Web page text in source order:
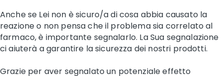
Anche se Lei non è sicuro/a di cosa abbia causato la
reazione o non pensa che il problema sia correlato al
farmaco, è importante segnalarlo. La Sua segnalazione
ci aiuterà a garantire la sicurezza dei nostri prodotti.
Grazie per aver segnalato un potenziale effetto